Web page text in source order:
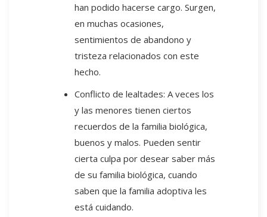
han podido hacerse cargo. Surgen,
en muchas ocasiones,
sentimientos de abandono y
tristeza relacionados con este
hecho.
Conflicto de lealtades: A veces los
y las menores tienen ciertos
recuerdos de la familia biológica,
buenos y malos. Pueden sentir
cierta culpa por desear saber más
de su familia biológica, cuando
saben que la familia adoptiva les
está cuidando.